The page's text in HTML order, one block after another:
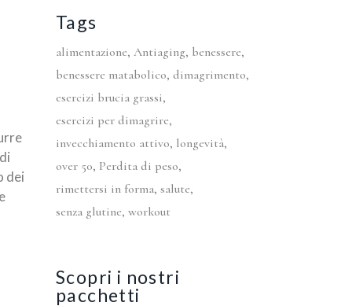
dei
Tags
alimentazione Antiaging benessere
benessere matabolico dimagrimento
esercizi brucia grassi
esercizi per dimagrire
invecchiamento attivo longevità
over 50 Perdita di peso
rimettersi in forma salute
senza glutine workout
Scopri i nostri
pacchetti